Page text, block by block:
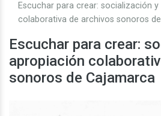
Escuchar para crear: socialización
colaborativa de archivos sonoros
Escuchar para crear:
apropiación
sonoros de Cajamarca